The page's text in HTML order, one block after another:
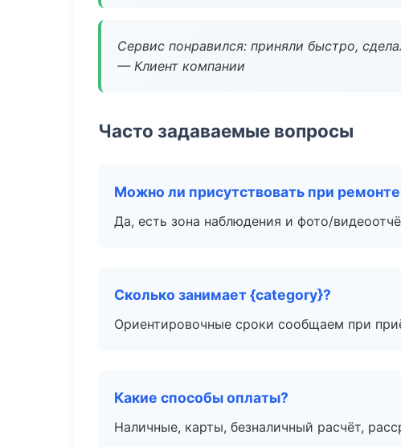
Сервис понравился: приняли быстро,
— Клиент компании
Часто задаваемые вопросы
Можно ли присутствовать при
Да, есть зона наблюдения и фото/
Сколько занимает {category}?
Ориентировочные сроки сообщаем при
Какие способы оплаты?
Наличные, карты, безналичный расчёт,